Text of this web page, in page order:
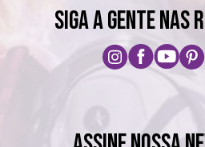
SIGA A GENTE NAS